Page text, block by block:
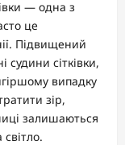
— одна з
це
Підвищений
судини сітківки,
випадку
зір,
залишаються